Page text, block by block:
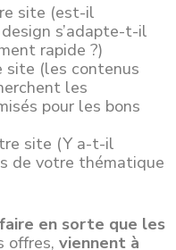
site (est-il
s’adapte-t-il
rapide ?)
site (les contenus
les
pour les bons
site (Y a-t-il
de votre thématique
en sorte que les
offres, viennent à